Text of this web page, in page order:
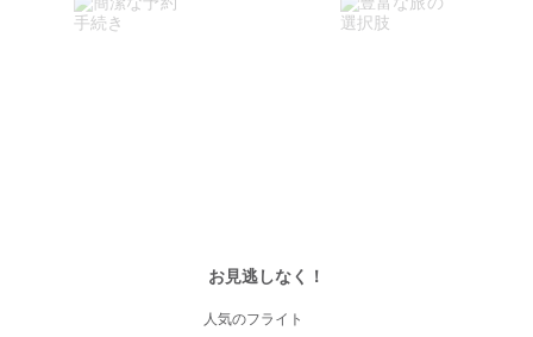
お見逃しなく！
人気のフライト